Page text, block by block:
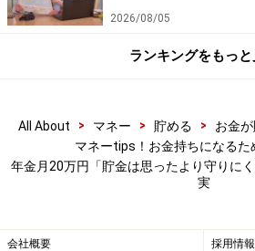
2026/08/05
ランキングをもっと
All About > マネー > 貯める > お金
マネーtips！お金持ちになるた
年金月20万円「貯金は思ったより守りに
実
会社概要 採用情報